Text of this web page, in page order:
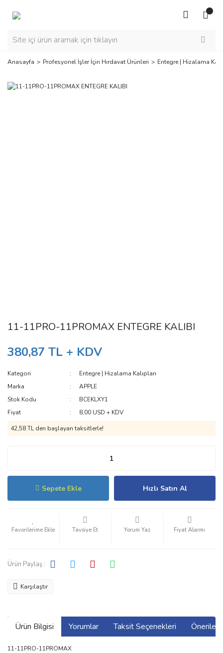
Anasayfa Profesyonel İşler İçin Hırdavat Ürünleri Entegre | Hizalama
11-11PRO-11PROMAX ENTEGRE KALIBI
380,87 TL + KDV
Kategori
Entegre | Hizalama Kalıpları
Marka
APPLE
Stok Kodu
BCEKLXY1
Fiyat
8,00 USD + KDV
42,58 TL den başlayan taksitlerle!
Sepete Ekle Hızlı Satın Al
Tavsiye Et Yorum Yaz Fiyat Alarmı
Ürün Paylaş :
Karşılaştır
Ürün Bilgisi Yorumlar Taksit Seçenekleri
11-11PRO-11PROMAX